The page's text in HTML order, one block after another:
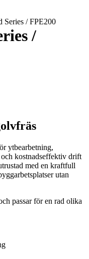
Series / FPE200
/
ytbearbetning,
kostnadseffektiv drift
med en kraftfull
utan
passar för en rad olika